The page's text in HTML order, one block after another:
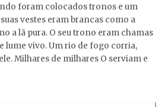
foram colocados tronos e um
vestes eram brancas como a
a lã pura. O seu trono eram chamas
lume vivo. Um rio de fogo corria,
Milhares de milhares O serviam e